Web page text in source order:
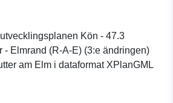
Kön - 47.3
- Elmrand (R-A-E) (3:e ändringen)
am Elm i dataformat XPlanGML